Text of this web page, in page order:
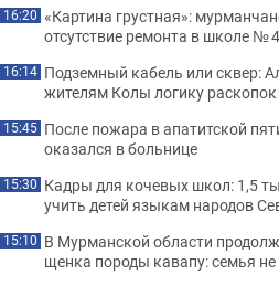
16:20 «Картина грустная»:
отсутствие ремонта в школе №
16:14 Подземный кабель или сквер:
жителям Колы логику
15:45 После пожара в апатитской
оказался в больнице
15:30 Кадры для кочевых школ: 1,5
учить детей языкам народов
15:10 В Мурманской области
щенка породы кавапу: семья не